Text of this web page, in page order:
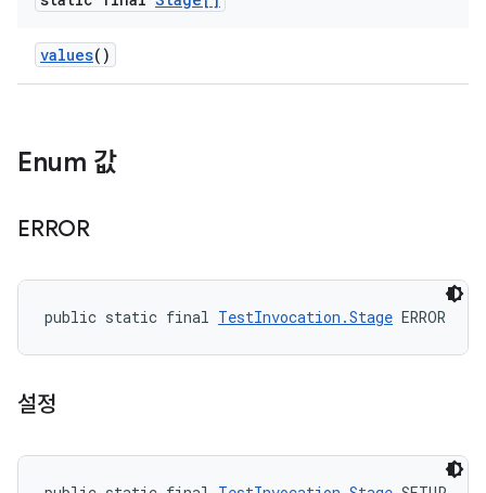
values()
Enum 값
ERROR
public static final TestInvocation.Stage ERROR
설정